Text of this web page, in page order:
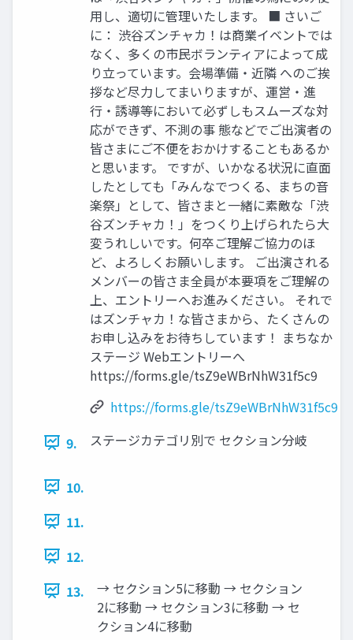
用し、適切に管理いたします。 ■ さいご
に： 渋谷ズンチャカ！は商業イベントでは
なく、多くの市民ボランティアによって成
り立っています。会場準備・近隣 へのご挨
拶など尽力してまいりますが、運営・進
行・誘導等において必ずしもスムーズな対
応ができず、不測の事 態などでご出演者の
皆さまにご不便をおかけすることもあるか
と思います。 ですが、いかなる状況に直面
したとしても「みんなでつくる、まちの音
楽祭」として、皆さまと一緒に素敵な「渋
谷ズンチャカ！」をつくり上げられたら大
変うれしいです。何卒ご理解ご協力のほ
ど、よろしくお願いします。 ご出演される
メンバーの皆さま全員が本要項をご理解の
上、エントリーへお進みください。 それで
はズンチャカ！な皆さまから、たくさんの
お申し込みをお待ちしています！ まちなか
ステージ Webエントリーへ
https://forms.gle/tsZ9eWBrNhW31f5c9
https://forms.gle/tsZ9eWBrNhW31f5c9
9.
ステージカテゴリ別で セクション分岐
10.
11.
12.
13.
→ セクション5に移動 → セクション
2に移動 → セクション3に移動 → セ
クション4に移動